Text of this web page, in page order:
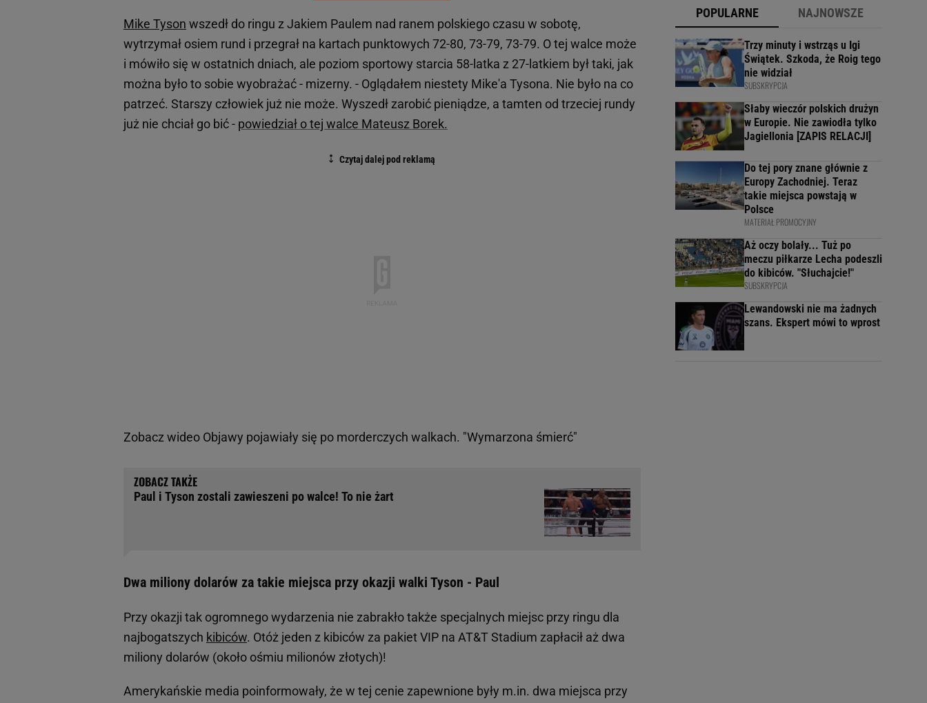
Mike Tyson wszedł do ringu z Jakiem Paulem nad ranem polskiego czasu w sobotę,
wytrzymał osiem rund i przegrał na kartach punktowych 72-80, 73-79, 73-79. O tej walce może
i mówiło się w ostatnich dniach, ale poziom sportowy starcia 58-latka z 27-latkiem był taki, jak
można było to sobie wyobrażać - mizerny. - Oglądałem niestety Mike'a Tysona. Nie było na co
patrzeć. Starszy człowiek już nie może. Wyszedł zarobić pieniądze, a tamten od trzeciej rundy
już nie chciał go bić - powiedział o tej walce Mateusz Borek.
Zobacz wideo Objawy pojawiały się po morderczych walkach. "Wymarzona śmierć"
Paul i Tyson zostali zawieszeni po walce! To nie żart
Dwa miliony dolarów za takie miejsca przy okazji walki Tyson - Paul
Przy okazji tak ogromnego wydarzenia nie zabrakło także specjalnych miejsc przy ringu dla
najbogatszych kibiców. Otóż jeden z kibiców za pakiet VIP na AT&T Stadium zapłacił aż dwa
miliony dolarów (około ośmiu milionów złotych)!
Amerykańskie media poinformowały, że w tej cenie zapewnione były m.in. dwa miejsca przy
POPULARNE NAJNOWSZE
Trzy minuty i wstrząs u Igi
Świątek. Szkoda, że Roig tego
nie widział
SUBSKRYPCJA
Słaby wieczór polskich drużyn
w Europie. Nie zawiodła tylko
Jagiellonia [ZAPIS RELACJI]
Do tej pory znane głównie z
Europy Zachodniej. Teraz
takie miejsca powstają w
Polsce
MATERIAŁ PROMOCYJNY
Aż oczy bolały... Tuż po
meczu piłkarze Lecha podeszli
do kibiców. "Słuchajcie!"
SUBSKRYPCJA
Lewandowski nie ma żadnych
szans. Ekspert mówi to wprost